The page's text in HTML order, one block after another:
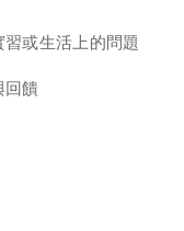
或生活上的問題
回饋